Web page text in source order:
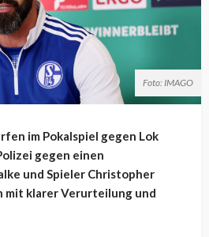
Foto: IMAGO
im Pokalspiel gegen Lok
gegen einen
und Spieler Christopher
klarer Verurteilung und